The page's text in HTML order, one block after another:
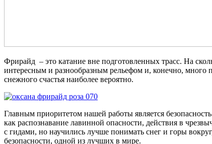
Фрирайд – это катание вне подготовленных трасс. На
интересным и разнообразным рельефом и, конечно, много
снежного счастья наиболее вероятно.
Главным приоритетом нашей работы является
как распознавание лавинной опасности, действия в
с гидами, но научились лучше понимать снег и горы
безопасности, одной из лучших в мире.